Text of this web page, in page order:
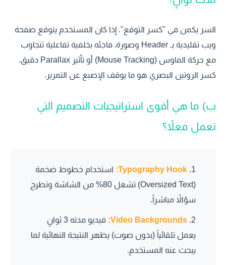
السر يكمن في "كسر التوقع". إذا كان المستخدم يتوقع صفحة
ويب تقليدية بـ Header وصورة، فاجئه بخلفية تفاعلية تتجاوب
مع حركة الماوس (Mouse Tracking) أو تأثير Parallax دقيق.
كسر الروتين البصري هو ما يوقف الإصبع عن التمرير.
ب) ما هي أقوى استراتيجيات التصميم التي
تعمل فعلاً؟
Typography Hook: استخدام خطوط ضخمة
(Oversized Text) تشغل 80% من الشاشة وتطرح
سؤالاً مباشراً.
Video Backgrounds:
فيديو مدته 3 ثوانٍ
يعمل تلقائياً (بدون صوت) يظهر النتيجة النهائية لما
يبحث عنه المستخدم.